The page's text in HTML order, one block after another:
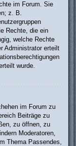
im Forum. Sie
z. B.
Rechte, die ein
welche Rechte
Administrator erteilt
wurde.
im Forum zu
Beiträge zu
zu öffnen, zu
Moderatoren,
Thema Passendes,